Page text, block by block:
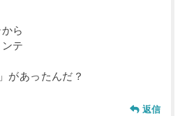
ら
テ
があったんだ？
返信